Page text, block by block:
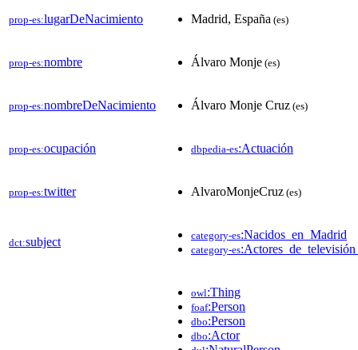
prop-es:lugarDeNacimiento Madrid, España (es)
prop-es:nombre Álvaro Monje (es)
prop-es:nombreDeNacimiento Álvaro Monje Cruz (es)
prop-es:ocupación dbpedia-es:Actuación
prop-es:twitter AlvaroMonjeCruz (es)
dct:subject category-es:Nacidos_en_Madrid
category-es
owl:Thing
foaf:Person
dbo:Person
dbo:Actor